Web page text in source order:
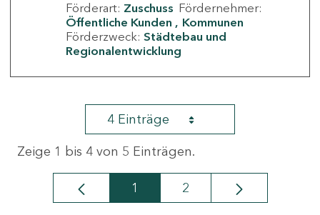
Förderart: Zuschuss Fördernehmer:
Öffentliche Kunden
Kommunen
Förderzweck: Städtebau und
Regionalentwicklung
4 Einträge
Zeige 1 bis 4 von 5 Einträgen.
Seite
1 Seite
2